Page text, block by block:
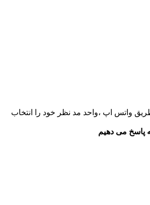
واتس اپ ،واحد مد نظر خود را انتخاب
پاسخ می دهیم